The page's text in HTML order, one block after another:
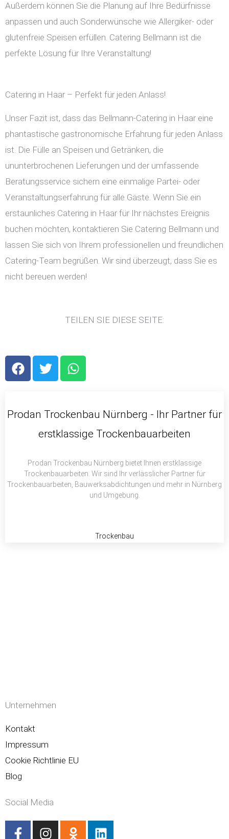
Außerdem können Sie die Planung auf Ihre Bedürfnisse
anpassen und auch Sonderwünsche wie Allergiker- oder
glutenfreie Speisen erfüllen. Catering Bellmann ist die
perfekte Lösung für Ihre Veranstaltung!
Catering in Haar – Perfekt für jeden Anlass!
Unser Fazit ist, dass das Bellmann-Catering in Haar eine
phantastische gastronomische Erfahrung für jeden Anlass
ist. Die Fülle an Speisen und Getränken, die
ununterbrochenen Lieferungen und der umfassende
Beratungsservice sichern eine einmalige Partei- oder
Veranstaltungserfahrung für alle Gäste. Wenn Sie ein
erstaunliches Catering in Haar für Ihr nächstes Ereignis
buchen möchten, kontaktieren Sie Catering Bellmann und
lassen Sie sich von Ihrem professionellen und freundlichen
Catering-Team begrüßen. Wir sind überzeugt, dass Sie es
nicht bereuen werden!
TEILEN SIE DIESE SEITE:
F
a
b
T
w
t
r
W
h
s
p
Prodan Trockenbau Nürnberg - Ihr Partner für
erstklassige Trockenbauarbeiten
Prodan Trockenbau Nürnberg bietet Ihnen erstklassige
Trockenbauarbeiten. Wir sind Ihr verlässlicher Partner für
Trockenbauarbeiten, Bauwerksabdichtungen und mehr in Nürnberg
und Umgebung.
Trockenbau
Unternehmen
Kontakt
Impressum
Cookie Richtlinie EU
Blog
Social Media
F
I
O
L